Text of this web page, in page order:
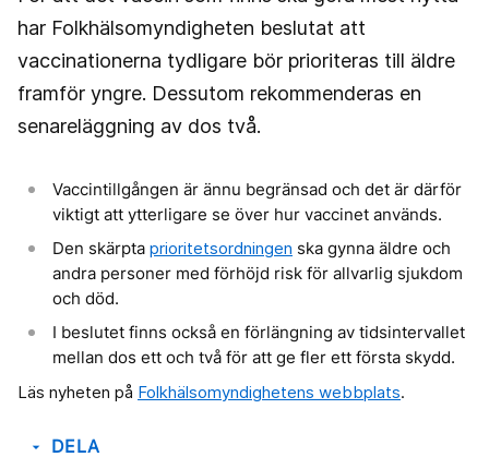
har Folkhälsomyndigheten beslutat att
vaccinationerna tydligare bör prioriteras till äldre
framför yngre. Dessutom rekommenderas en
senareläggning av dos två.
Vaccintillgången är ännu begränsad och det är därför
viktigt att ytterligare se över hur vaccinet används.
Den skärpta prioritetsordningen ska gynna äldre och
andra personer med förhöjd risk för allvarlig sjukdom
och död.
I beslutet finns också en förlängning av tidsintervallet
mellan dos ett och två för att ge fler ett första skydd.
Läs nyheten på Folkhälsomyndighetens webbplats.
arrow_drop_down DELA